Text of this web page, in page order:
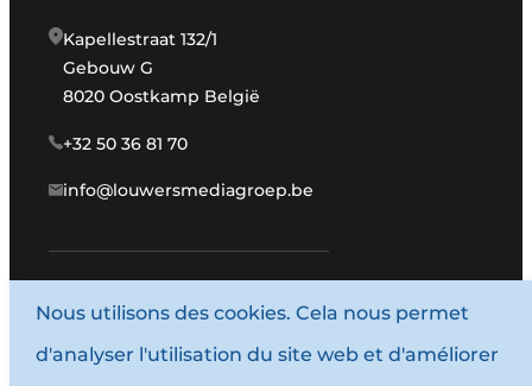
Kapellestraat 132/1
Gebouw G
8020 Oostkamp België
+32 50 36 81 70
info@louwersmediagroep.be
www.louwersmediagroep.com
© 1987 - 2026 Louwersmediagroep.
Nous utilisons des cookies. Cela nous permet
d'analyser l'utilisation du site web et d'améliorer